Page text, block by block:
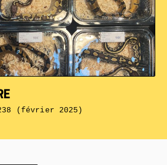
(février 2025)